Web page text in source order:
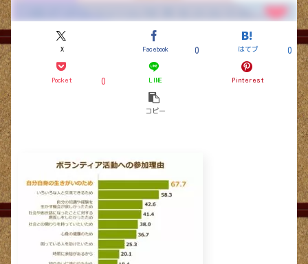
X Facebook 0 はてブ 0
Pocket 0 LINE Pinterest
コピー